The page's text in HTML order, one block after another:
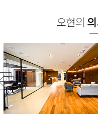
보
오현의